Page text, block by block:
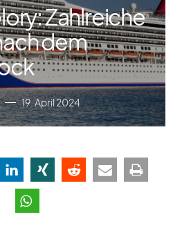
Zahlreiche
dem
19. April 2024